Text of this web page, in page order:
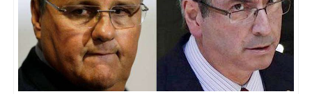
TV LPB
FOTOS
COLUNISTAS